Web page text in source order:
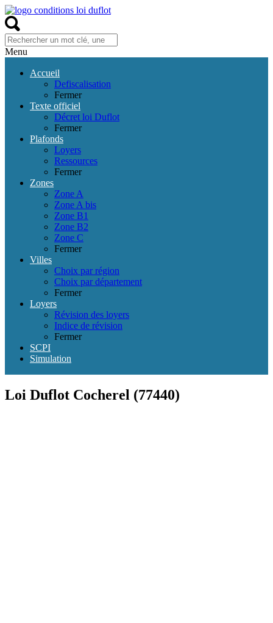
Menu
Accueil
Defiscalisation
Fermer
Texte officiel
Décret loi Duflot
Fermer
Plafonds
Loyers
Ressources
Fermer
Zones
Zone A
Zone A bis
Zone B1
Zone B2
Zone C
Fermer
Villes
Choix par région
Choix par département
Fermer
Loyers
Révision des loyers
Indice de révision
Fermer
SCPI
Simulation
Loi Duflot Cocherel (77440)